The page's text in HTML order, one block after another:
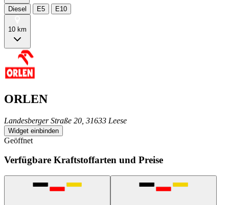
Diesel E5 E10
10 km
ORLEN
Landesberger Straße 20, 31633 Leese
Widget einbinden
Geöffnet
Verfügbare Kraftstoffarten und Preise